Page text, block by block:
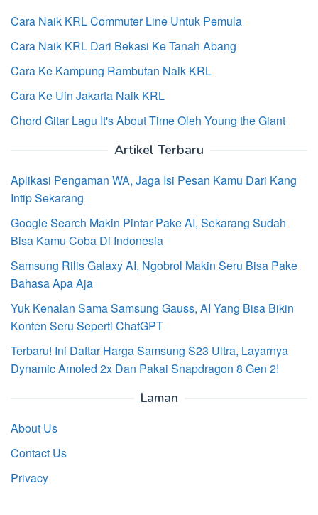
Cara Naik KRL Commuter Line Untuk Pemula
Cara Naik KRL Dari Bekasi Ke Tanah Abang
Cara Ke Kampung Rambutan Naik KRL
Cara Ke Uin Jakarta Naik KRL
Chord Gitar Lagu It's About Time Oleh Young the Giant
Artikel Terbaru
Aplikasi Pengaman WA, Jaga Isi Pesan Kamu Dari Kang
Intip Sekarang
Google Search Makin Pintar Pake AI, Sekarang Sudah
Bisa Kamu Coba Di Indonesia
Samsung Rilis Galaxy AI, Ngobrol Makin Seru Bisa Pake
Bahasa Apa Aja
Yuk Kenalan Sama Samsung Gauss, AI Yang Bisa Bikin
Konten Seru Seperti ChatGPT
Terbaru! Ini Daftar Harga Samsung S23 Ultra, Layarnya
Dynamic Amoled 2x Dan Pakai Snapdragon 8 Gen 2!
Laman
About Us
Contact Us
Privacy